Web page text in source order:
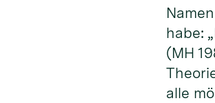
habe:
(MH
alle